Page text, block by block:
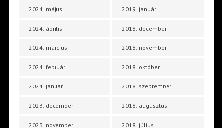
2024. május
2024. április
2024. március
2024. február
2024. január
2023. december
2023. november
2019. január
2018. december
2018. november
2018. október
2018. szeptember
2018. augusztus
2018. július